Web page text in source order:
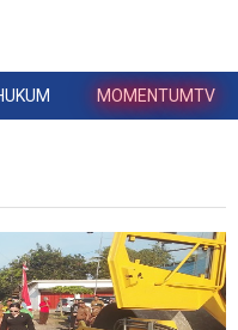
MOMENTUMTV